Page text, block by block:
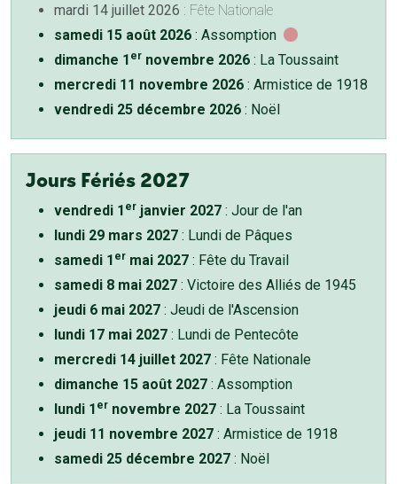
mardi 14 juillet 2026 : Fête Nationale
samedi 15 août 2026 : Assomption
dimanche 1 er novembre 2026 : La Toussaint
mercredi 11 novembre 2026 : Armistice de 1918
vendredi 25 décembre 2026 : Noël
Jours Fériés 2027
vendredi 1 er janvier 2027 : Jour de l'an
lundi 29 mars 2027 : Lundi de Pâques
samedi 1 er mai 2027 : Fête du Travail
samedi 8 mai 2027 : Victoire des Alliés de 1945
jeudi 6 mai 2027 : Jeudi de l'Ascension
lundi 17 mai 2027 : Lundi de Pentecôte
mercredi 14 juillet 2027 : Fête Nationale
dimanche 15 août 2027 : Assomption
lundi 1 er novembre 2027 : La Toussaint
jeudi 11 novembre 2027 : Armistice de 1918
samedi 25 décembre 2027 : Noël